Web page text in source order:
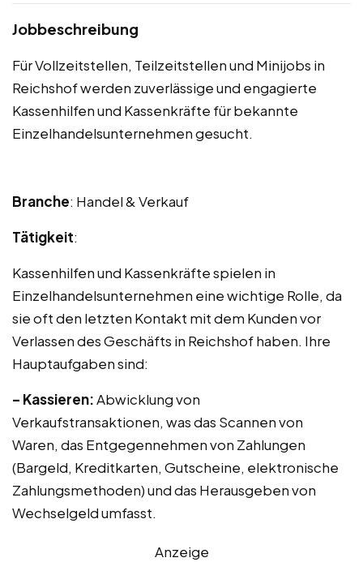
Jobbeschreibung
Für Vollzeitstellen, Teilzeitstellen und Minijobs in
Reichshof werden zuverlässige und engagierte
Kassenhilfen und Kassenkräfte für bekannte
Einzelhandelsunternehmen gesucht.
Branche: Handel & Verkauf
Tätigkeit:
Kassenhilfen und Kassenkräfte spielen in
Einzelhandelsunternehmen eine wichtige Rolle, da
sie oft den letzten Kontakt mit dem Kunden vor
Verlassen des Geschäfts in Reichshof haben. Ihre
Hauptaufgaben sind:
– Kassieren:Abwicklung von
Verkaufstransaktionen, was das Scannen von
Waren, das Entgegennehmen von Zahlungen
(Bargeld, Kreditkarten, Gutscheine, elektronische
Zahlungsmethoden) und das Herausgeben von
Wechselgeld umfasst.
Anzeige